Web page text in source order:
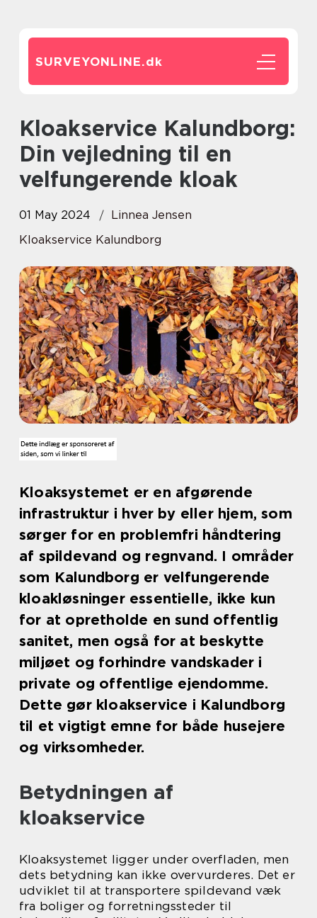
SURVEYONLINE.dk
Kloakservice Kalundborg:
Din vejledning til en
velfungerende kloak
01 May 2024
Linnea Jensen
Kloakservice Kalundborg
Kloaksystemet er en afgørende
infrastruktur i hver by eller hjem, som
sørger for en problemfri håndtering
af spildevand og regnvand. I områder
som Kalundborg er velfungerende
kloakløsninger essentielle, ikke kun
for at opretholde en sund offentlig
sanitet, men også for at beskytte
miljøet og forhindre vandskader i
private og offentlige ejendomme.
Dette gør kloakservice i Kalundborg
til et vigtigt emne for både husejere
og virksomheder.
Betydningen af
kloakservice
Kloaksystemet ligger under overfladen, men
dets betydning kan ikke overvurderes. Det er
udviklet til at transportere spildevand væk
fra boliger og forretningssteder til